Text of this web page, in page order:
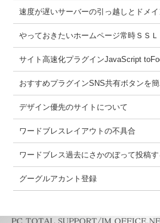
速度が遅いサーバーの引っ越しとドメ
やっておきたいホームページ常時ＳＳＬ
サイト高速化プラグインJavaScript
おすすめプラグインSNS共有ボタンを
デザイン優先のサイトについて
ワードブレスレイアウトの不具合
ワードブレス過去にさかのぼって投稿す
グーグルアカント登録